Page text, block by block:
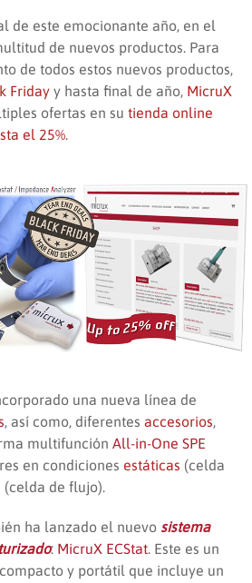
de este emocionante año, en el
de nuevos productos. Para
de todos estos nuevos productos,
Friday y hasta final de año, MicruX
ofertas en su tienda online
el 25%.
una nueva línea de
, así como, diferentes accesorios,
multifunción All-in-One SPE
en condiciones estáticas (celda
(celda de flujo).
ha lanzado el nuevo sistema
: MicruX ECStat. Este es un
y portátil que incluye un